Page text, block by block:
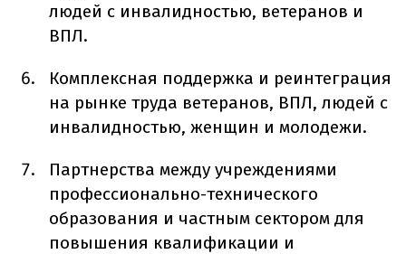
людей с инвалидностью, ветеранов и
ВПЛ.
Комплексная поддержка и реинтеграция
на рынке труда ветеранов, ВПЛ, людей с
инвалидностью, женщин и молодежи.
Партнерства между учреждениями
профессионально-технического
образования и частным сектором для
повышения квалификации и